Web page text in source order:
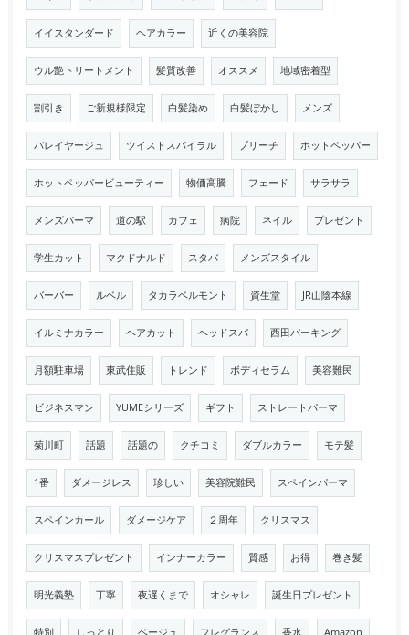
イイスタンダード ヘアカラー 近くの美容院
ウル艶トリートメント 髪質改善 オススメ 地域密着型
割引き ご新規様限定 白髪染め 白髪ぼかし メンズ
バレイヤージュ ツイストスパイラル ブリーチ ホットペッパー
ホットペッパービューティー 物価高騰 フェード サラサラ
メンズパーマ 道の駅 カフェ 病院 ネイル プレゼント
学生カット マクドナルド スタバ メンズスタイル
バーバー ルベル タカラベルモント 資生堂 JR山陰本線
イルミナカラー ヘアカット ヘッドスパ 西田パーキング
月額駐車場 東武住販 トレンド ボディセラム 美容難民
ビジネスマン YUMEシリーズ ギフト ストレートパーマ
菊川町 話題 話題の クチコミ ダブルカラー モテ髪
1番 ダメージレス 珍しい 美容院難民 スペインパーマ
スペインカール ダメージケア ２周年 クリスマス
クリスマスプレゼント インナーカラー 質感 お得 巻き髪
明光義塾 丁寧 夜遅くまで オシャレ 誕生日プレゼント
特別 しっとり ベージュ フレグランス 香水 Amazon